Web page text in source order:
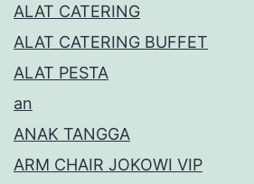
ALAT CATERING
ALAT CATERING BUFFET
ALAT PESTA
an
ANAK TANGGA
ARM CHAIR JOKOWI VIP